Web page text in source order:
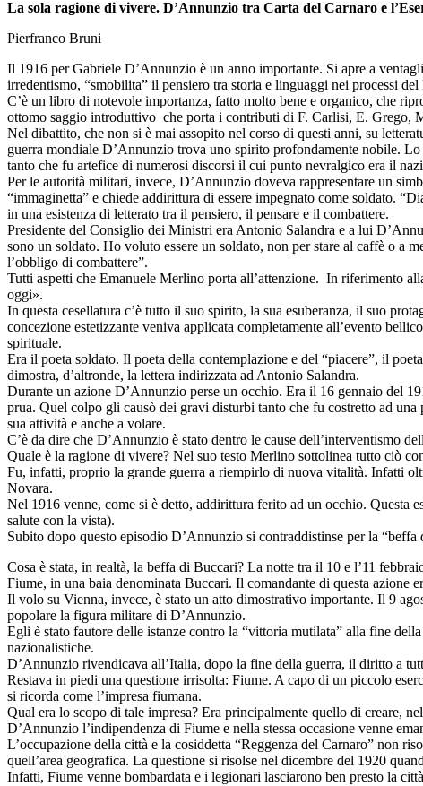
La sola ragione di vivere. D’Annunzio tra Carta del Carnaro e
Pierfranco Bruni
Il 1916 per Gabriele D’Annunzio è un anno importante. Si apre a
irredentismo, “smobilita” il pensiero tra storia e linguaggi nei processi del
C’è un libro di notevole importanza, fatto molto bene e organico, che
ottomo saggio introduttivo che porta i contributi di F. Carlisi, E. Grego,
Nel dibattito, che non si è mai assopito nel corso di questi anni, su
guerra mondiale D’Annunzio trova uno spirito profondamente nobile.
tanto che fu artefice di numerosi discorsi il cui punto nevralgico era il
Per le autorità militari, invece, D’Annunzio doveva rappresentare un
“immaginetta” e chiede addirittura di essere impegnato come soldato.
in una esistenza di letterato tra il pensiero, il pensare e il combattere.
Presidente del Consiglio dei Ministri era Antonio Salandra e a lui
sono un soldato. Ho voluto essere un soldato, non per stare al caffè o a
l’obbligo di combattere”.
Tutti aspetti che Emanuele Merlino porta all’attenzione. In riferimento
oggi».
In questa cesellatura c’è tutto il suo spirito, la sua esuberanza, il suo
concezione estetizzante veniva applicata completamente all’evento
spirituale.
Era il poeta soldato. Il poeta della contemplazione e del “piacere”, il
dimostra, d’altronde, la lettera indirizzata ad Antonio Salandra.
Durante un azione D’Annunzio perse un occhio. Era il 16 gennaio del
prua. Quel colpo gli causò dei gravi disturbi tanto che fu costretto ad
sua attività e anche a volare.
C’è da dire che D’Annunzio è stato dentro le cause dell’interventismo
Quale è la ragione di vivere? Nel suo testo Merlino sottolinea tutto ciò
Fu, infatti, proprio la grande guerra a riempirlo di nuova vitalità. Infatti
Novara.
Nel 1916 venne, come si è detto, addirittura ferito ad un occhio. Questa
salute con la vista).
Subito dopo questo episodio D’Annunzio si contraddistinse per la
Cosa è stata, in realtà, la beffa di Buccari? La notte tra il 10 e l’11
Fiume, in una baia denominata Buccari. Il comandante di questa azione
Il volo su Vienna, invece, è stato un atto dimostrativo importante. Il 9
popolare la figura militare di D’Annunzio.
Egli è stato fautore delle istanze contro la “vittoria mutilata” alla fine
nazionalistiche.
D’Annunzio rivendicava all’Italia, dopo la fine della guerra, il diritto a
Restava in piedi una questione irrisolta: Fiume. A capo di un piccolo
si ricorda come l’impresa fiumana.
Qual era lo scopo di tale impresa? Era principalmente quello di creare,
D’Annunzio l’indipendenza di Fiume e nella stessa occasione venne
L’occupazione della città e la cosiddetta “Reggenza del Carnaro” non
quell’area geografica. La questione si risolse nel dicembre del 1920
Infatti, Fiume venne bombardata e i legionari lasciarono ben presto la